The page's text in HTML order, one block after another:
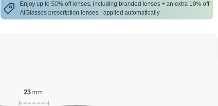
Enjoy up to 50% off lenses, including branded lenses + an extra 10% off
AlGlasses prescription lenses - applied automatically
23 mm